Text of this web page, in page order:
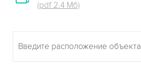
(pdf 2.4 Мб)